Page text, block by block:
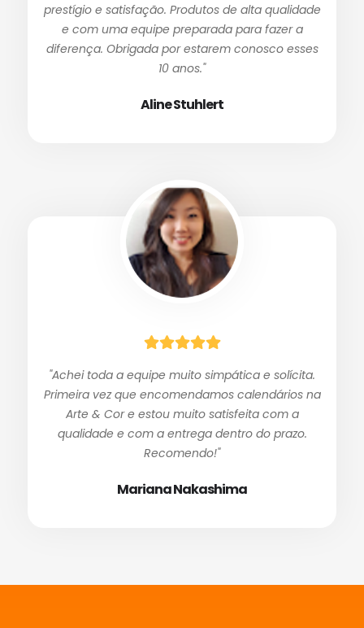
prestígio e satisfação. Produtos de alta qualidade
e com uma equipe preparada para fazer a
diferença. Obrigada por estarem conosco esses
10 anos."
Aline Stuhlert
"Achei toda a equipe muito simpática e solícita.
Primeira vez que encomendamos calendários na
Arte & Cor e estou muito satisfeita com a
qualidade e com a entrega dentro do prazo.
Recomendo!"
Mariana Nakashima